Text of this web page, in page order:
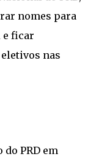
nomes para
e ficar
nas
do PRD em